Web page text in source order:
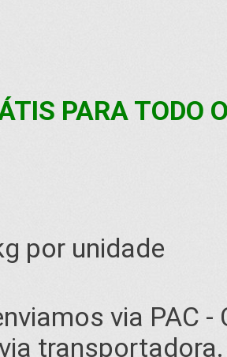
PARA TODO
por unidade
via PAC -
transportadora.